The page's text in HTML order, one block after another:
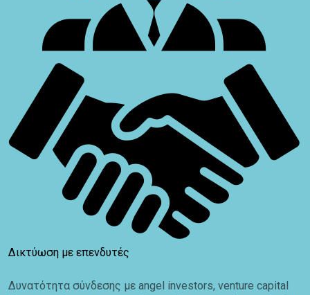
Δικτύωση με επενδυτές
Δυνατότητα σύνδεσης με angel investors, venture capital